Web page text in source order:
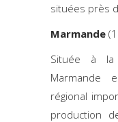
situées près
Marmande
Située à la
Marmande
régional
production